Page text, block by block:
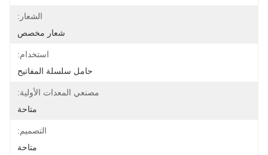
الشعار:
شعار مخصص
استخدام:
حامل سلسلة المفاتيح
مصنعي المعدات الأولية:
متاحة
التصميم:
متاحة